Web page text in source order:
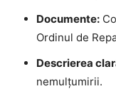
Documente:
Ordinul de
Descrierea
nemulțumirii.